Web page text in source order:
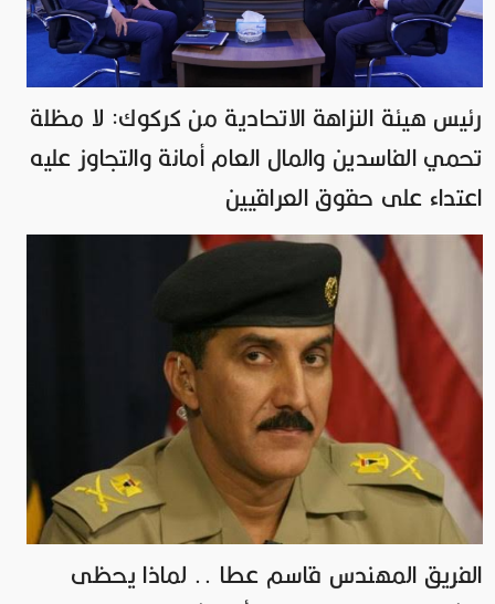
رئيس هيئة النزاهة الاتحادية من كركوك: لا مظلة
تحمي الفاسدين والمال العام أمانة والتجاوز عليه
اعتداء على حقوق العراقيين
الفريق المهندس قاسم عطا .. لماذا يحظى